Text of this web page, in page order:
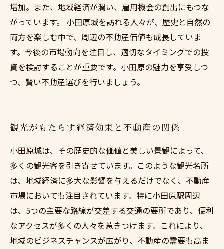
増加。また、地域経済が潤い、雇用機会の創出にもつな
がっています。 小田原城を訪れる人々が、歴史と自然の
両方を楽しむ中で、周辺の不動産価値も成長していま
す。今後の市場動向を注目し、適切なタイミングでの投
資を検討することが重要です。小田原の魅力を享受しつ
つ、賢い不動産選びを行いましょう。
観光がもたらす経済効果と不動産の関係
小田原城は、その歴史的な価値と美しい景観によって、
多くの観光客を引き寄せています。このような観光名所
は、地域経済に多大な影響を与えるだけでなく、不動産
市場においても注目されています。特に小田原駅周辺
は、5つの主要な路線が交差する交通の要所であり、便利
なアクセスが多くの人々を惹きつけます。これにより、
地域のビジネスチャンスが広がり、不動産の需要も高ま